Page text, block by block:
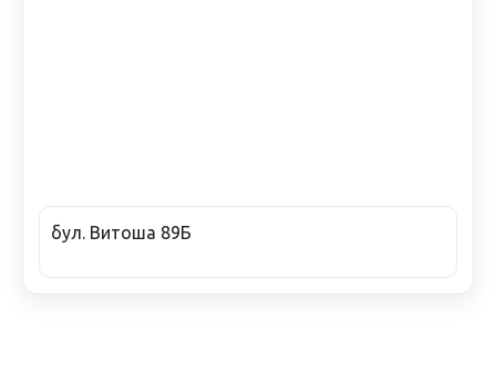
бул. Витоша 89Б